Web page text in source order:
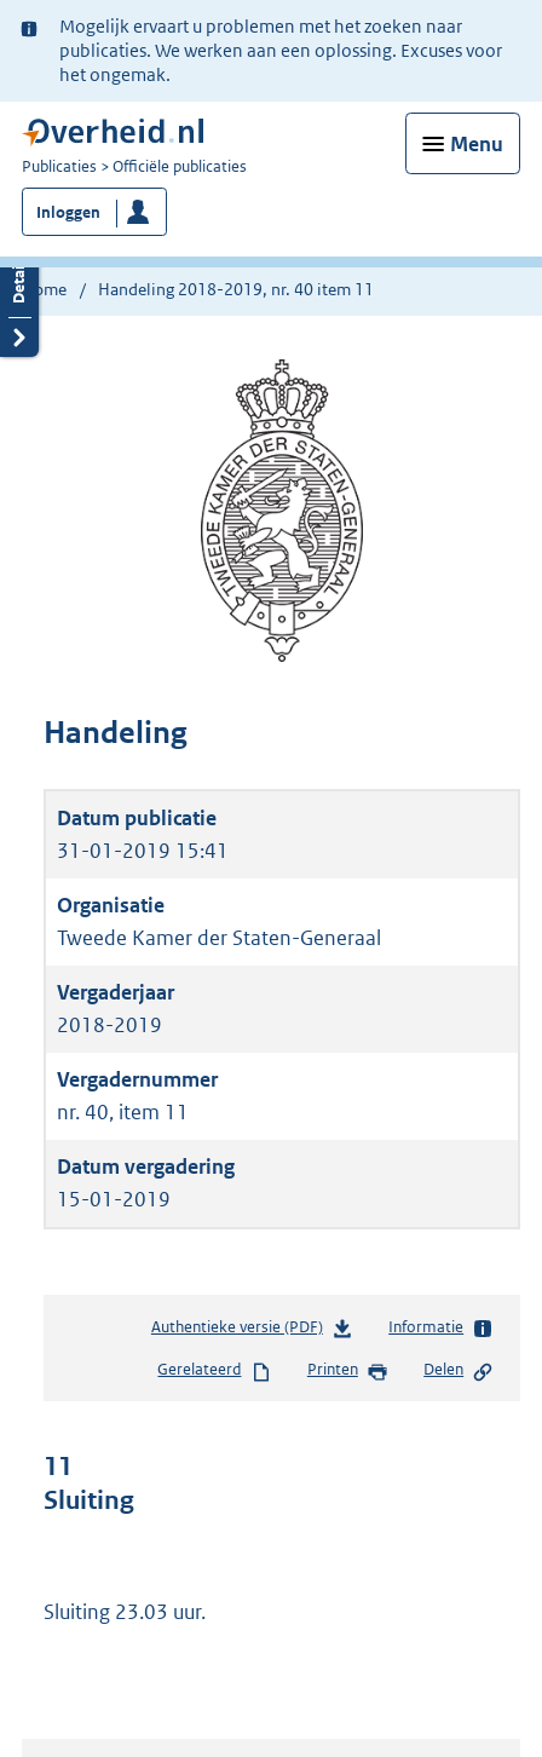
Ter
informatie:
Mogelijk ervaart u problemen met het zoeken naar
publicaties. We werken aan een oplossing. Excuses voor
het ongemak.
Menu
U
bent
nu
hier:
Publicaties Officiële publicaties
Inloggen
Home Handeling 2018-2019, nr. 40 item 11
Handeling
31-01-2019 15:41
Tweede Kamer der Staten-Generaal
2018-2019
nr. 40, item 11
15-01-2019
Authentieke versie (PDF)b
s
Informatie
Gerelateerd Printen Delen
11
Sluiting
Sluiting 23.03 uur.